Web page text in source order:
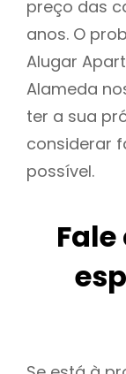
preço das
anos. O
Alugar
Alameda
ter a sua
considerar
possível.